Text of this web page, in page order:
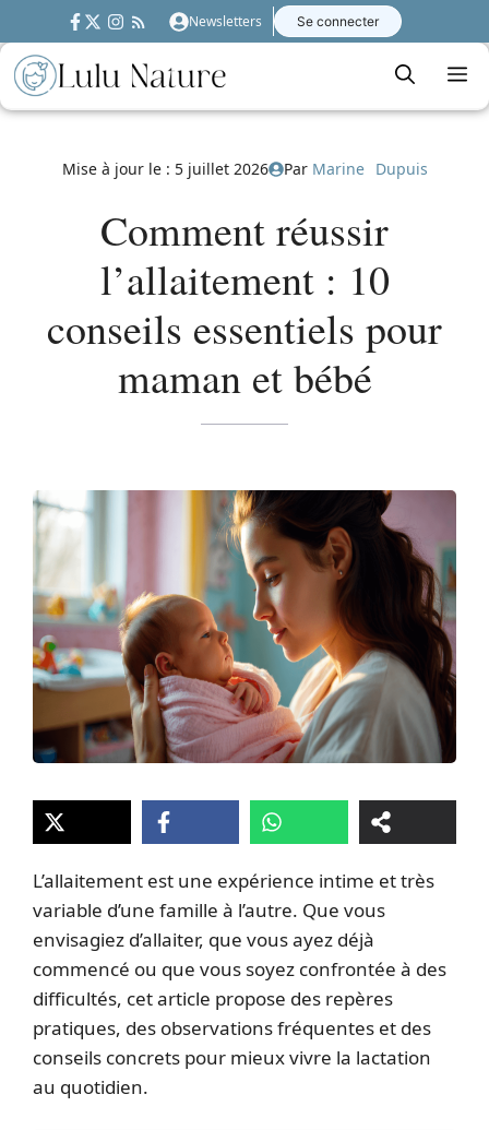
au
contenu
Newsletters Se connecter
Mise à jour le : 5 juillet 2026 Par Marine Dupuis
Comment réussir
l’allaitement : 10
conseils essentiels pour
maman et bébé
L’allaitement est une expérience intime et très
variable d’une famille à l’autre. Que vous
envisagiez d’allaiter, que vous ayez déjà
commencé ou que vous soyez confrontée à des
difficultés, cet article propose des repères
pratiques, des observations fréquentes et des
conseils concrets pour mieux vivre la lactation
au quotidien.